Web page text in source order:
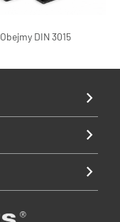
Obejmy DIN 3015